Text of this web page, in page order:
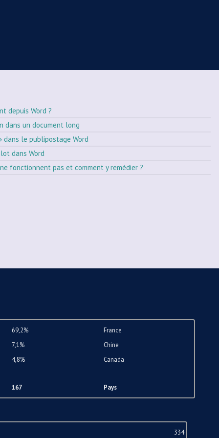
depuis Word ?
dans un document long
dans le publipostage Word
dans Word
fonctionnent pas et comment y remédier ?
69,2%
France
7,1%
Chine
4,8%
Canada
167 Pays
334